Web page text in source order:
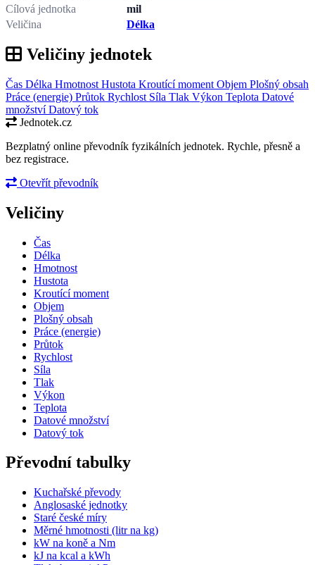
Cílová jednotka
mil
Veličina
Délka
Veličiny jednotek
Čas Délka Hmotnost Hustota Kroutící moment Objem Plošný obsah
Práce (energie) Průtok Rychlost Síla Tlak Výkon Teplota Datové
množstvíDatový tok
Jednotek.cz
Bezplatný online převodník fyzikálních jednotek. Rychle, přesně a
bez registrace.
Otevřít převodník
Veličiny
Čas
Délka
Hmotnost
Hustota
Kroutící moment
Objem
Plošný obsah
Práce (energie)
Průtok
Rychlost
Síla
Tlak
Výkon
Teplota
Datové množství
Datový tok
Převodní tabulky
Kuchařské převody
Anglosaské jednotky
Staré české míry
Měrné hmotnosti (litr na kg)
kW na koně a Nm
kJ na kcal a kWh